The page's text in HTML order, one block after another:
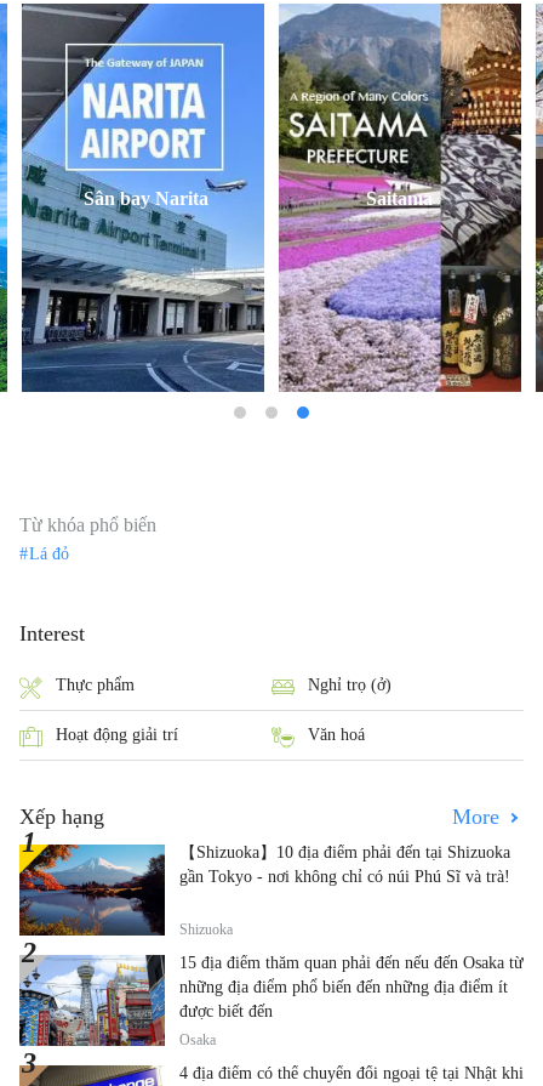
Từ khóa phổ biến
Lá đỏ
Interest
Thực phẩm Nghỉ trọ (ở)
Hoạt động giải trí Văn hoá
Xếp hạng More
【Shizuoka】10 địa điểm phải đến tại Shizuoka
gần Tokyo - nơi không chỉ có núi Phú Sĩ và trà!
Shizuoka
15 địa điểm thăm quan phải đến nếu đến Osaka từ
những địa điểm phổ biến đến những địa điểm ít
được biết đến
Osaka
4 địa điểm có thể chuyển đổi ngoại tệ tại Nhật khi